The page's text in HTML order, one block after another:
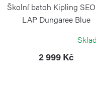
Školní batoh Kipling
LAP Dungaree Blue
2 999 Kč